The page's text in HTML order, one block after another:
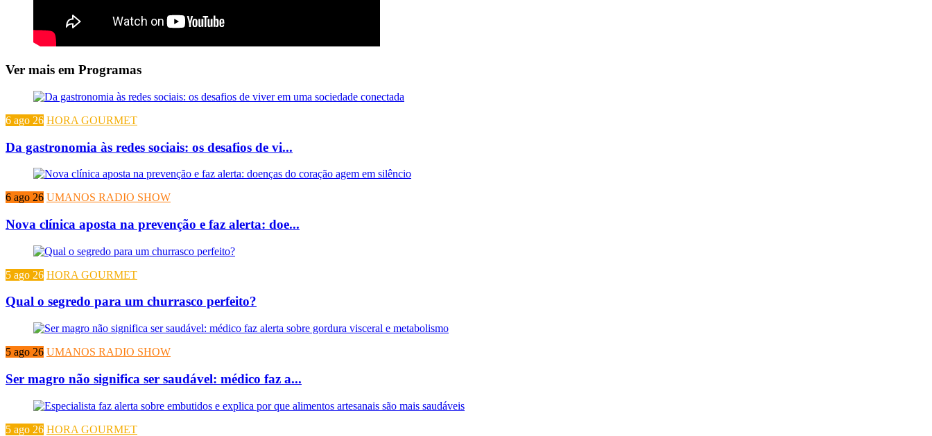
Ver mais em Programas
6 ago 26 HORA GOURMET
Da gastronomia às redes sociais: os desafios de vi...
6 ago 26 UMANOS RADIO SHOW
Nova clínica aposta na prevenção e faz alerta: doe...
5 ago 26 HORA GOURMET
Qual o segredo para um churrasco perfeito?
5 ago 26 UMANOS RADIO SHOW
Ser magro não significa ser saudável: médico faz a...
5 ago 26 HORA GOURMET